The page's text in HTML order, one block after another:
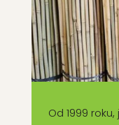
Od 1999